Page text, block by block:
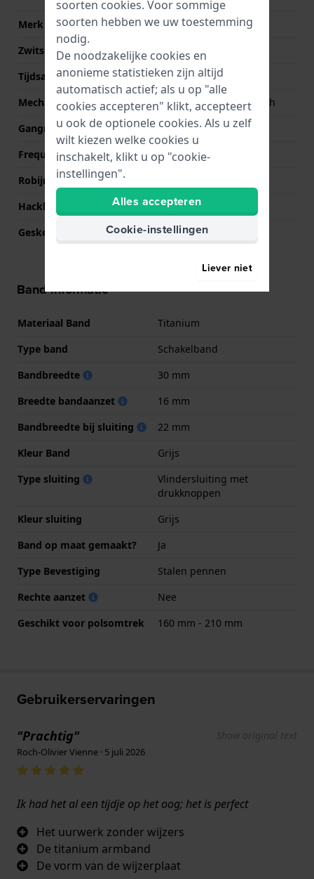
Merk uurwerk
Miyota
Zwitsers uurwerk
Nee
Tijdsaanduiding
Analoog
Mechanisme
Mechanisch automatisch
Gangreserve
42
Frequentie
21600
Robijnen
Hackbaar
Ja
Geskeletonneerd
Nee
Band informatie
Materiaal Band
Titanium
Type band
Schakelband
Bandbreedte
30 mm
Breedte bandaanzet
16 mm
Bandbreedte bij sluiting
22 mm
Kleur Band
Grijs
Type sluiting
Vlindersluiting met
drukknoppen
Kleur sluiting
Grijs
Band op maat gemaakt?
Ja
Type Bevestiging
Stalen pennen
Rechte aanzet
Nee
Geschikt voor polsomtrek
160 mm - 210 mm
Gebruikerservaringen
"Prachtig" Show original text
Roch-Olivier Vienne · 5 juli 2026
Ik had het al een tijdje op het oog; het is perfect
Het uurwerk zonder wijzers
De titanium armband
De vorm van de wijzerplaat
soorten cookies. Voor sommige
soorten hebben we uw toestemming
nodig.
De noodzakelijke cookies en
anonieme statistieken zijn altijd
automatisch actief; als u op "alle
cookies accepteren" klikt, accepteert
u ook de optionele cookies. Als u zelf
wilt kiezen welke cookies u
inschakelt, klikt u op "cookie-
instellingen".
Alles accepteren
Cookie-instellingen
Liever niet